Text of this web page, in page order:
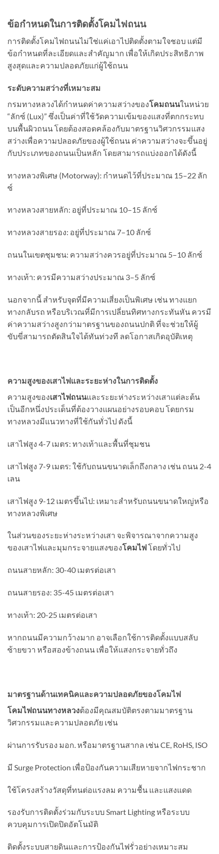
ข้อกำหนดในการติดตั้งโคมไฟถนน
การติดตั้งโคมไฟถนนไม่ใช่แค่เอาไปติดตั้งตามใจชอบ แต่มี
ข้อกำหนดที่ละเอียดและสำคัญมาก เพื่อให้เกิดประสิทธิภาพ
สูงสุดและความปลอดภัยแก่ผู้ใช้ถนน
ระดับความสว่างที่เหมาะสม
กรมทางหลวงได้กำหนดค่าความสว่างของโคมถนนในหน่วย
“ลักซ์ (Lux)” ซึ่งเป็นค่าที่ใช้วัดความเข้มของแสงที่ตกกระทบ
บนพื้นผิวถนน โดยต้องสอดคล้องกับมาตรฐานวิศวกรรมแสง
สว่างเพื่อความปลอดภัยของผู้ใช้ถนน ค่าความสว่างจะขึ้นอยู่
กับประเภทของถนนเป็นหลัก โดยสามารถแบ่งออกได้ดังนี้
ทางหลวงพิเศษ (Motorway): กำหนดไว้ที่ประมาณ 15–22 ลัก
ซ์
ทางหลวงสายหลัก: อยู่ที่ประมาณ 10–15 ลักซ์
ทางหลวงสายรอง: อยู่ที่ประมาณ 7–10 ลักซ์
ถนนในเขตชุมชน: ความสว่างควรอยู่ที่ประมาณ 5–10 ลักซ์
ทางเท้า: ควรมีความสว่างประมาณ 3–5 ลักซ์
นอกจากนี้ สำหรับจุดที่มีความเสี่ยงเป็นพิเศษ เช่น ทางแยก
ทางกลับรถ หรือบริเวณที่มีการเปลี่ยนทิศทางกระทันหัน ควรมี
ค่าความสว่างสูงกว่ามาตรฐานของถนนปกติ ที่จะช่วยให้ผู้
ขับขี่สามารถตัดสินใจได้ทันท่วงที ลดโอกาสเกิดอุบัติเหตุ
ความสูงของเสาไฟและระยะห่างในการติดตั้ง
ความสูงของเสาไฟถนนและระยะห่างระหว่างเสาแต่ละต้น
เป็นอีกหนึ่งประเด็นที่ต้องวางแผนอย่างรอบคอบ โดยกรม
ทางหลวงมีแนวทางที่ใช้กันทั่วไป ดังนี้
เสาไฟสูง 4-7 เมตร: ทางเท้าและพื้นที่ชุมชน
เสาไฟสูง 7-9 เมตร: ใช้กับถนนขนาดเล็กถึงกลาง เช่น ถนน 2-4
เลน
เสาไฟสูง 9-12 เมตรขึ้นไป: เหมาะสำหรับถนนขนาดใหญ่หรือ
ทางหลวงพิเศษ
ในส่วนของระยะห่างระหว่างเสา จะพิจารณาจากความสูง
ของเสาไฟและมุมกระจายแสงของโคมไฟโดยทั่วไป
ถนนสายหลัก: 30-40 เมตรต่อเสา
ถนนสายรอง: 35-45 เมตรต่อเสา
ทางเท้า: 20-25 เมตรต่อเสา
หากถนนมีความกว้างมาก อาจเลือกใช้การติดตั้งแบบสลับ
ซ้ายขวา หรือสองข้างถนน เพื่อให้แสงกระจายทั่วถึง
มาตรฐานด้านเทคนิคและความปลอดภัยของโคมไฟ
โคมไฟถนนทางหลวงต้องมีคุณสมบัติตรงตามมาตรฐาน
วิศวกรรมและความปลอดภัย เช่น
ผ่านการรับรอง มอก. หรือมาตรฐานสากล เช่น CE, RoHS, ISO
มี Surge Protection เพื่อป้องกันความเสียหายจากไฟกระชาก
ใช้โครงสร้างวัสดุที่ทนต่อแรงลม ความชื้น และแสงแดด
รองรับการติดตั้งร่วมกับระบบ Smart Lighting หรือระบบ
ควบคุมการเปิดปิดอัตโนมัติ
ติดตั้งระบบสายดินและการป้องกันไฟรั่วอย่างเหมาะสม